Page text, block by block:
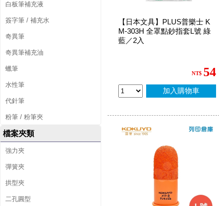
白板筆補充液
簽字筆 / 補充水
奇異筆
奇異筆補充油
蠟筆
水性筆
代針筆
粉筆 / 粉筆夾
檔案夾類
強力夾
彈簧夾
拱型夾
二孔圓型
【日本文具】PLUS普樂士 K
M-303H 全罩點鈔指套L號 綠
藍／2入
NT$ 54
加入購物車